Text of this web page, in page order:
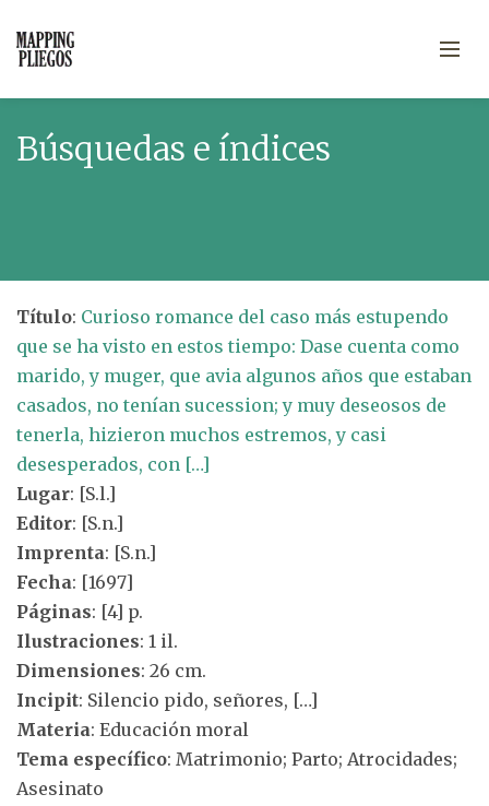
Búsquedas e índices
Título: Curioso romance del caso más estupendo
que se ha visto en estos tiempo: Dase cuenta como
marido, y muger, que avia algunos años que estaban
casados, no tenían sucession; y muy deseosos de
tenerla, hizieron muchos estremos, y casi
desesperados, con […]
Lugar: [S.l.]
Editor: [S.n.]
Imprenta: [S.n.]
Fecha: [1697]
Páginas: [4] p.
Ilustraciones: 1 il.
Dimensiones: 26 cm.
Incipit: Silencio pido, señores, […]
Materia: Educación moral
Tema específico: Matrimonio; Parto; Atrocidades;
Asesinato